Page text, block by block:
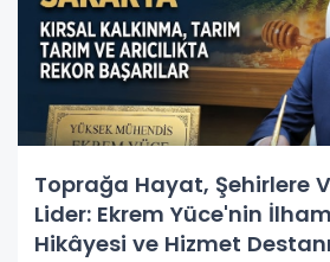
Toprağa Hayat, Şehirlere
Lider: Ekrem Yüce'nin
Hikâyesi ve Hizmet Destanı